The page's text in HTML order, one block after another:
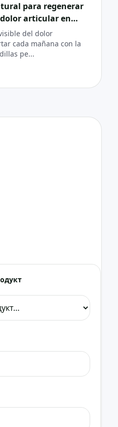
para regenerar
articular en
del dolor
cada mañana con la
pe...